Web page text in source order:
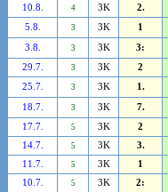
10.8. 4 3K 2.
5.8. 3 3K 1
3.8. 3 3K 3:
29.7. 3 3K 2
25.7.
3 3K 1.
18.7. 3 3K 7.
17.7. 5 3K 2
14.7. 5 3K 3.
11.7. 5 3K 1
10.7. 5 3K 2: